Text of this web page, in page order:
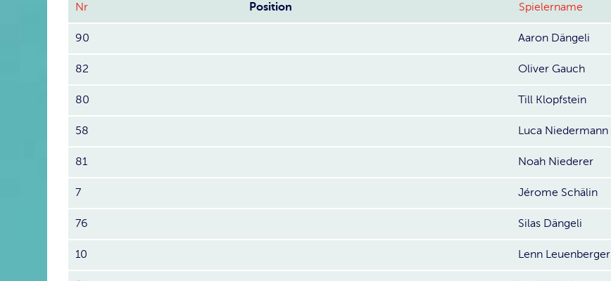
Nr Position Spielername
90 Aaron Dängeli
82 Oliver Gauch
80 Till Klopfstein
58 Luca Niedermann
81 Noah Niederer
7 Jérome Schälin
76 Silas Dängeli
10 Lenn Leuenberger